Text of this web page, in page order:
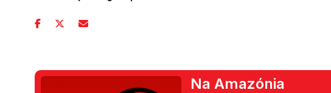
Na Amazónia